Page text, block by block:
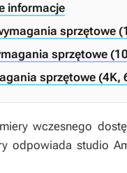
informacje
sprzętowe
sprzętowe
sprzętowe (4K,
wczesnego
odpowiada studio